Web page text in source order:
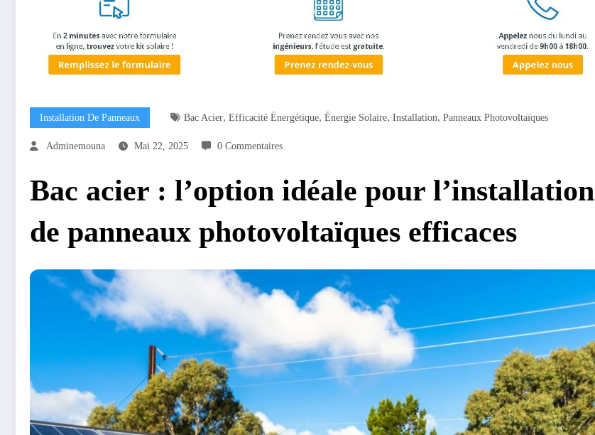
Installation De Panneaux Bac Acier, Efficacité Énergétique, Énergie Solaire, Installation, Panneaux Photovoltaïques
Adminemouna Mai 22, 2025 0 Commentaires
Bac acier : l’option idéale pour l’installation
de panneaux photovoltaïques efficaces